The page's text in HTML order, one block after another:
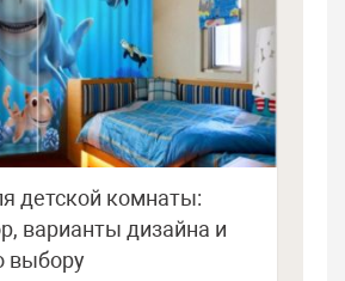
детской комнаты:
варианты дизайна и
выбору